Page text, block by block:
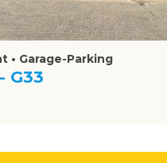
• Garage-Parking
G33